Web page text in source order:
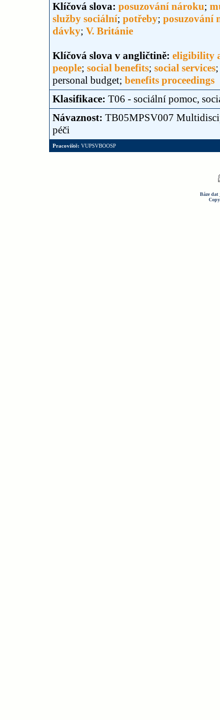
Klíčová slova: posuzování nároku;
služby sociální; potřeby; posuzování
dávky; V. Británie
Klíčová slova v angličtině: eligibility
people; social benefits; social services
personal budget; benefits proceedings
Klasifikace: T06 - sociální pomoc,
Návaznost: TB05MPSV007
péči
Pracoviště: VUPSVBOOSP
Báze dat